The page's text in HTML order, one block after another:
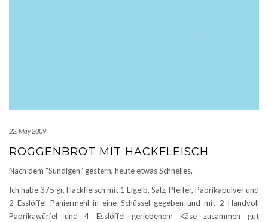
22. May 2009
ROGGENBROT MIT HACKFLEISCH
Nach dem “Sündigen” gestern, heute etwas Schnelles.
Ich habe 375 gr. Hackfleisch mit 1 Eigelb, Salz, Pfeffer, Paprikapulver und
2 Esslöffel Paniermehl in eine Schüssel gegeben und mit 2 Handvoll
Paprikawürfel und 4 Esslöffel geriebenem Käse zusammen gut